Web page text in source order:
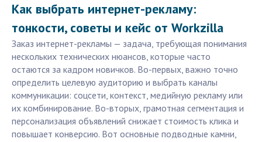
Как выбрать интернет-рекламу:
тонкости, советы и кейс от Workzilla
Заказ интернет-рекламы — задача, требующая понимания
нескольких технических нюансов, которые часто
остаются за кадром новичков. Во-первых, важно точно
определить целевую аудиторию и выбрать каналы
коммуникации: соцсети, контекст, медийную рекламу или
их комбинирование. Во-вторых, грамотная сегментация и
персонализация объявлений снижает стоимость клика и
повышает конверсию. Вот основные подводные камни,